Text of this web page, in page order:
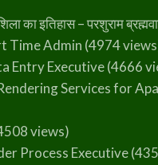
का इतिहास – परशुराम
Time Admin (4974
Entry Executive(4666
Services for
views)
Process Executive